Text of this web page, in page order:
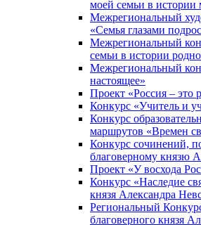
моей семьи в истории
Межрегиональный
«Семья глазами
Межрегиональный
семьи в истории
Межрегиональный
настоящее»
Проект «Россия – это
Конкурс «Учитель и
Конкурс
маршрутов «Времен
Конкурс сочинений,
благоверному князю
Проект «У восхода
Конкурс «Наследие
князя Александра
Региональный
благоверного князя